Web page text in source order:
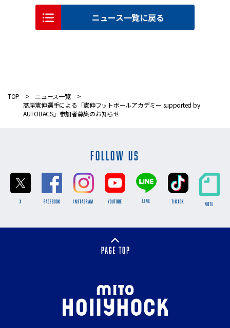
ニュース一覧に戻る
TOP
ニュース一覧
髙岸憲伸選手による「憲伸フットボールアカデミー supported by
AUTOBACS」参加者募集のお知らせ
FOLLOW US
X FACEBOOK INSTAGRAM YOUTUBE LINE TikTok NOTE